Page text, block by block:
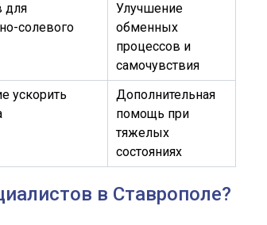
для
солевого
Улучшение
обменных
процессов и
самочувствия
ускорить
Дополнительная
помощь при
тяжелых
состояниях
в Ставрополе?